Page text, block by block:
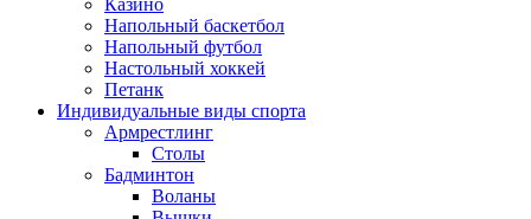
Казино
Напольный баскетбол
Напольный футбол
Настольный хоккей
Петанк
Индивидуальные виды спорта
Армрестлинг
Столы
Бадминтон
Воланы